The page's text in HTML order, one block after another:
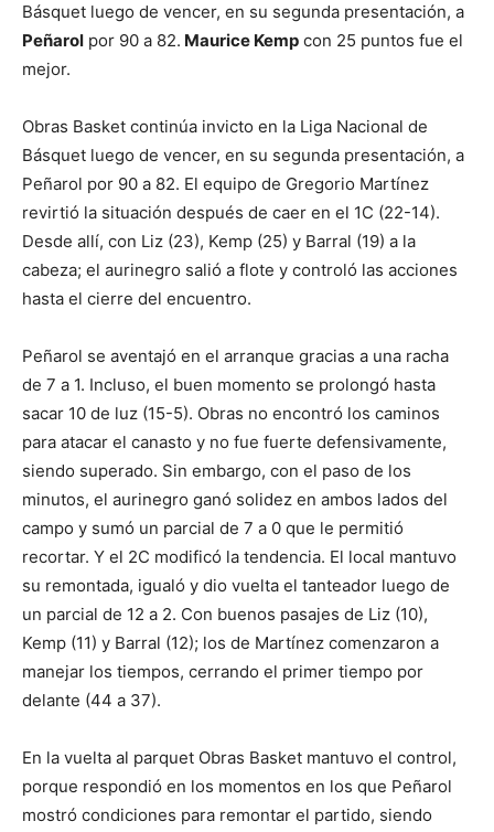
Básquet luego de vencer, en su segunda presentación, a
Peñarol por 90 a 82. Maurice Kemp con 25 puntos fue el
mejor.
Obras Basket continúa invicto en la Liga Nacional de
Básquet luego de vencer, en su segunda presentación, a
Peñarol por 90 a 82. El equipo de Gregorio Martínez
revirtió la situación después de caer en el 1C (22-14).
Desde allí, con Liz (23), Kemp (25) y Barral (19) a la
cabeza; el aurinegro salió a flote y controló las acciones
hasta el cierre del encuentro.
Peñarol se aventajó en el arranque gracias a una racha
de 7 a 1. Incluso, el buen momento se prolongó hasta
sacar 10 de luz (15-5). Obras no encontró los caminos
para atacar el canasto y no fue fuerte defensivamente,
siendo superado. Sin embargo, con el paso de los
minutos, el aurinegro ganó solidez en ambos lados del
campo y sumó un parcial de 7 a 0 que le permitió
recortar. Y el 2C modificó la tendencia. El local mantuvo
su remontada, igualó y dio vuelta el tanteador luego de
un parcial de 12 a 2. Con buenos pasajes de Liz (10),
Kemp (11) y Barral (12); los de Martínez comenzaron a
manejar los tiempos, cerrando el primer tiempo por
delante (44 a 37).
En la vuelta al parquet Obras Basket mantuvo el control,
porque respondió en los momentos en los que Peñarol
mostró condiciones para remontar el partido, siendo